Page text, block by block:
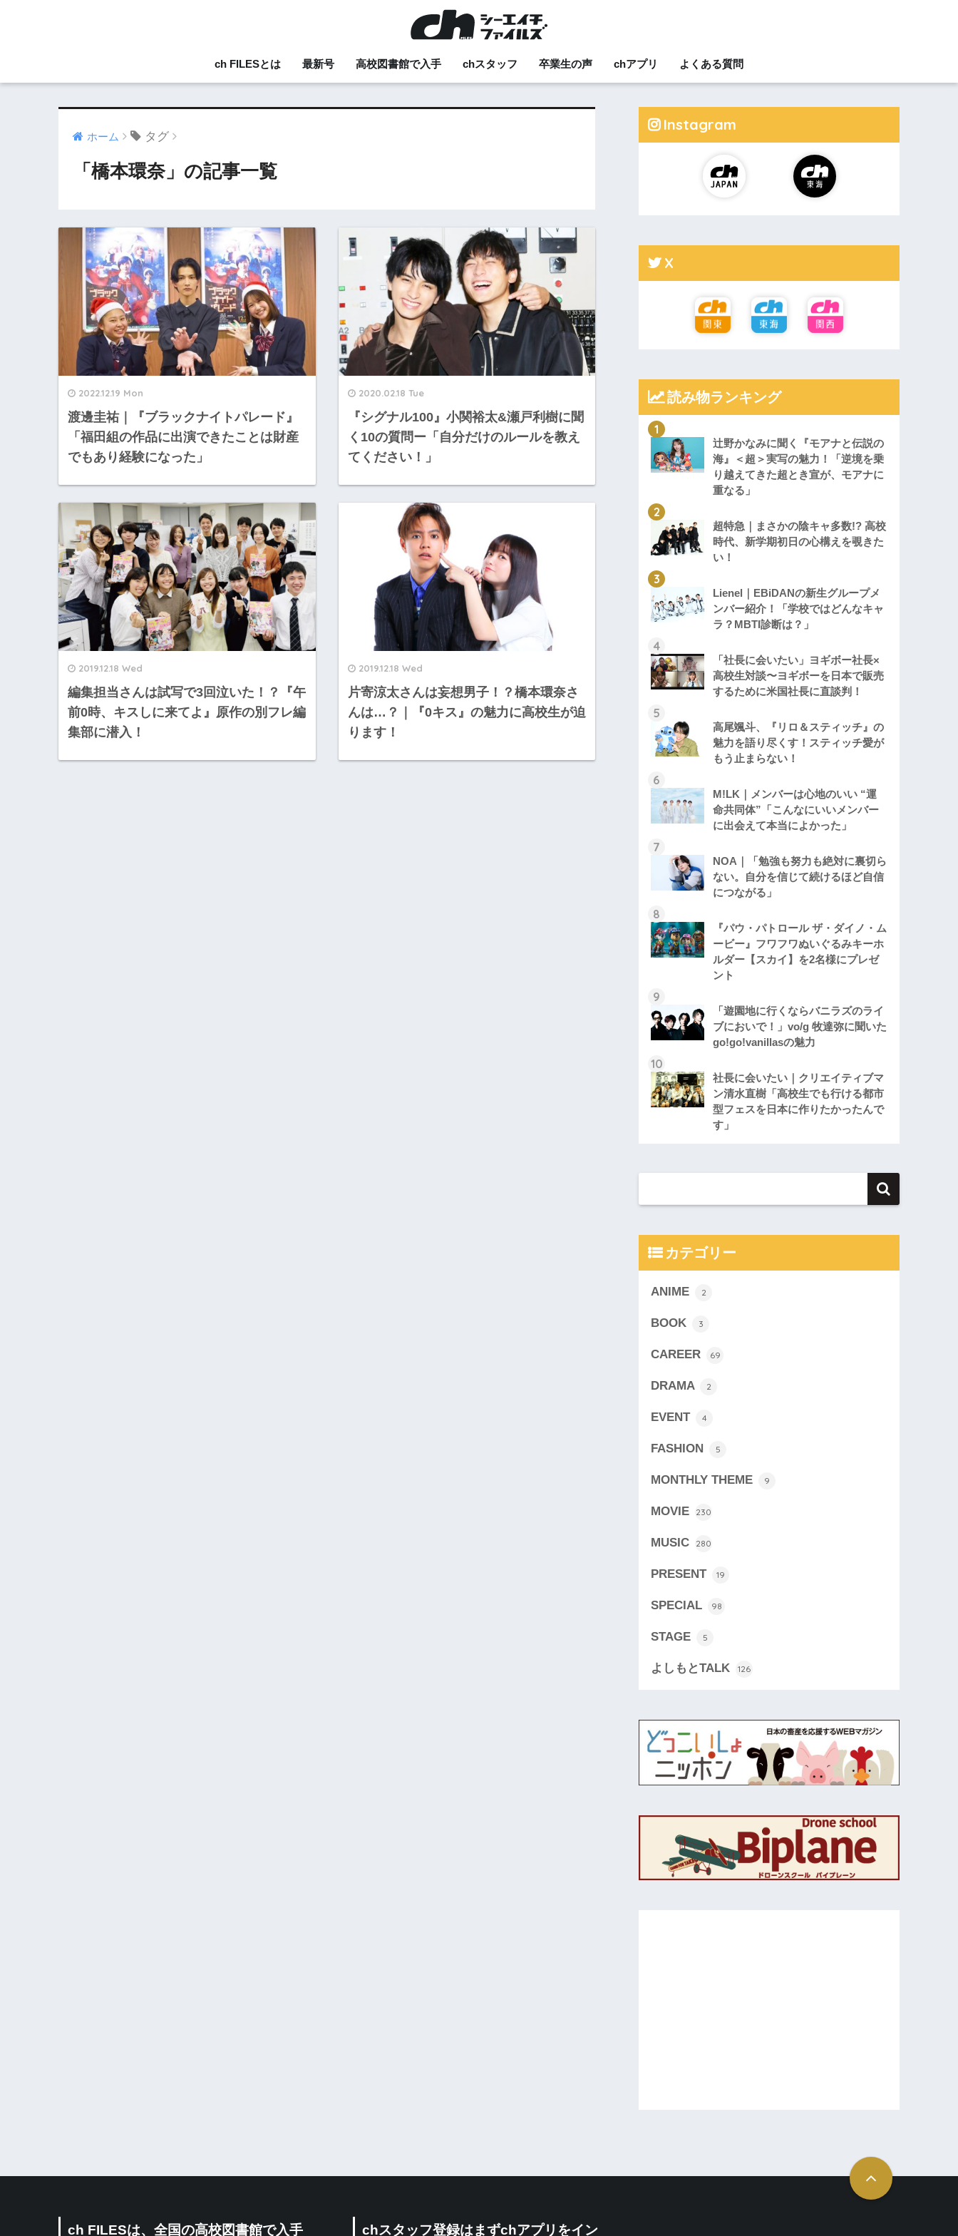
ch FILESとは 最新号 高校図書館で入手 chスタッフ 卒業生の声 chアプリ よくある質問
ホーム タグ
「橋本環奈」の記事一覧
2022.12.19 Mon
渡邊圭祐｜『ブラックナイトパレード』
「福田組の作品に出演できたことは財産
でもあり経験になった」
2020.02.18 Tue
『シグナル100』小関裕太&瀬戸利樹に聞
く10の質問ー「自分だけのルールを教え
てください！」
2019.12.18 Wed
編集担当さんは試写で3回泣いた！？『午
前0時、キスしに来てよ』原作の別フレ編
集部に潜入！
2019.12.18 Wed
片寄涼太さんは妄想男子！？橋本環奈さ
んは…？｜『0キス』の魅力に高校生が迫
ります！
Instagram
X
読み物ランキング
辻野かなみに聞く『モアナと伝説の
海』＜超＞実写の魅力！「逆境を乗
り越えてきた超とき宣が、モアナに
重なる」
超特急｜まさかの陰キャ多数!? 高校
時代、新学期初日の心構えを覗きた
い！
Lienel｜EBiDANの新生グループメ
ンバー紹介！「学校ではどんなキャ
ラ？MBTI診断は？」
「社長に会いたい」ヨギボー社長×
高校生対談〜ヨギボーを日本で販売
するために米国社長に直談判！
高尾颯斗、『リロ＆スティッチ』の
魅力を語り尽くす！スティッチ愛が
もう止まらない！
M!LK｜メンバーは心地のいい “運
命共同体”「こんなにいいメンバー
に出会えて本当によかった」
NOA｜「勉強も努力も絶対に裏切ら
ない。自分を信じて続けるほど自信
につながる」
『パウ・パトロール ザ・ダイノ・ム
ービー』フワフワぬいぐるみキーホ
ルダー【スカイ】を2名様にプレゼ
ント
「遊園地に行くならバニラズのライ
ブにおいで！」vo/g 牧達弥に聞いた
go!go!vanillasの魅力
社長に会いたい｜クリエイティブマ
ン清水直樹「高校生でも行ける都市
型フェスを日本に作りたかったんで
す」
カテゴリー
ANIME 2
BOOK 3
CAREER 69
DRAMA 2
EVENT 4
FASHION 5
MONTHLY THEME 9
MOVIE 230
MUSIC 280
PRESENT 19
SPECIAL 98
STAGE 5
よしもとTALK 126
ch FILESは、全国の高校図書館で入手 chスタッフ登録はまずchアプリをイン